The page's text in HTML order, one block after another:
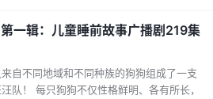
领悟国学的博大精深和做人的道理。 动画
彩绘风相结合的风格。人物形象参考了传
童趣，能瞬间吸引孩子的注意力，激发他
钟，轻松了解一个历史故事 每集时长控制
一辑：儿童睡前故事广播剧219集
自不同地域和不同种族的狗狗组成了一支
！ 每只狗狗不仅性格鲜明、各有所长，